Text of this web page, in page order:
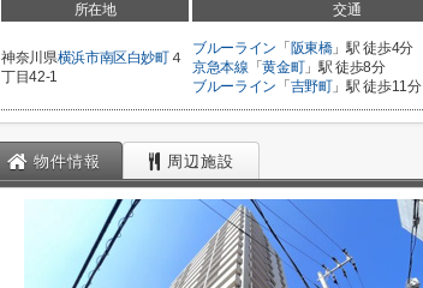
所在地 交通
神奈川県横浜市南区白妙町４
丁目42-1
ブルーライン 「 阪東橋」駅 徒歩4分
京急本線 「黄金町」駅 徒歩8分
ブルーライン 「 吉野町」駅 徒歩11分
物件情報 周辺施設